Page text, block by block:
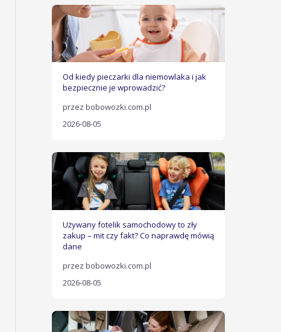
Od kiedy pieczarki dla niemowlaka i jak
bezpiecznie je wprowadzić?
przez bobowozki.com.pl
2026-08-05
Używany fotelik samochodowy to zły
zakup – mit czy fakt? Co naprawdę mówią
dane
przez bobowozki.com.pl
2026-08-05